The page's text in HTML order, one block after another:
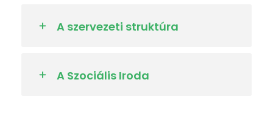
A szervezeti struktúra
A Szociális Iroda